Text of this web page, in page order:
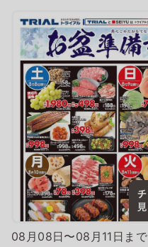
08月08日〜08月11日まで